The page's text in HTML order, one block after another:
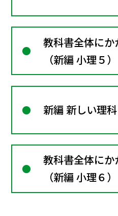
教科書全体に
（新編 小理５）
新編 新しい理
教科書全体に
（新編 小理６）